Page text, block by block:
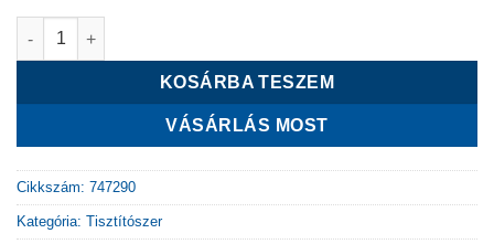
Kolpa San tisztítószer mennyiség
KOSÁRBA TESZEM
VÁSÁRLÁS MOST
Cikkszám: 747290
Kategória: Tisztítószer